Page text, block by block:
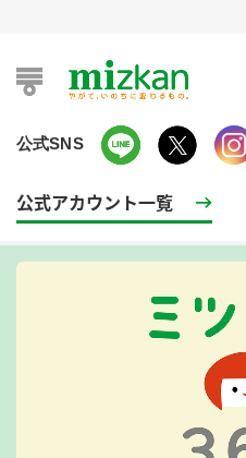
公式SNS
公式アカウント一覧